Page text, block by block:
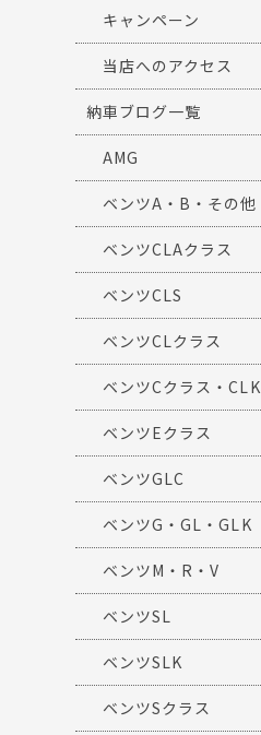
キャンペーン
当店へのアクセス
納車ブログ一覧
AMG
ベンツA・B・その他
ベンツCLAクラス
ベンツCLS
ベンツCLクラス
ベンツCクラス・CLK
ベンツEクラス
ベンツGLC
ベンツG・GL・GLK
ベンツM・R・V
ベンツSL
ベンツSLK
ベンツSクラス